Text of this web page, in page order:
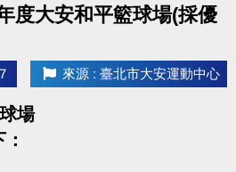
度大安和平籃球場(採優
來源 : 臺北市大安運動中心
場